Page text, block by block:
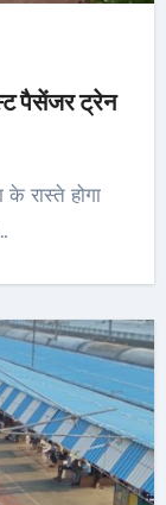
पैसेंजर ट्रेन